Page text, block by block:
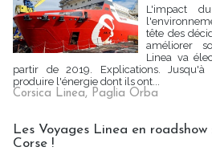
L'impact
tête des
améliorer
Linea va
partir de 2019. Explications.
produire l'énergie dont ils ont...
Corsica Linea, Paglia Orba
Les Voyages Linea en
Corse !